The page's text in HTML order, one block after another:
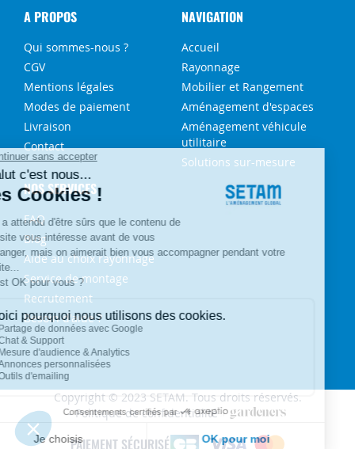
A PROPOS
Qui sommes-nous ?
CGV
Mentions légales
Modes de paiement
Livraison
Contact
NAVIGATION
Accueil
Rayonnage
Mobilier et Rangement
Aménagement d'espaces
Aménagement véhicule
utilitaire
Solutions sur-mesure
NOS SERVICES
FAQ
Blog
Aide au choix rayonnage
Service de montage
Recrutement
Besoin d'aide ?
Copyright © 2023 SETAM. Tous droits réservés.
Politique de confidentialité
PAIEMENT SÉCURISÉ